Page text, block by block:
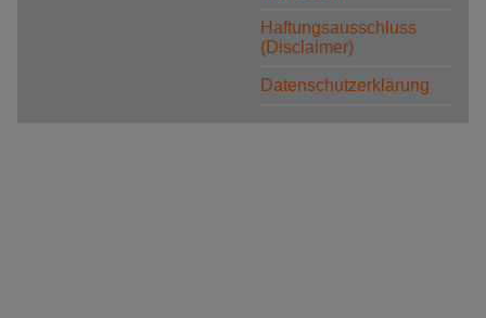
Haftungsausschluss
(Disclaimer)
Datenschutzerklärung